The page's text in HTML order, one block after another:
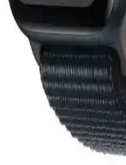
Bu makalede, Asfal ve PSGT
hasır kordonlarının malzeme,
dayanıklılık açısından detaylı
Apple Watch 8 Ultra
sağlayan dayanıklı ve
Dayanıklılık ve şıklığı bir
360 Tam Koruma kılıfı,
kullanıcıların favorisi olur.
Apple Watch SE 2.Nesil
Özellikler ve Kullanıcı